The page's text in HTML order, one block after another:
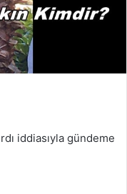
iddiasıyla gündeme